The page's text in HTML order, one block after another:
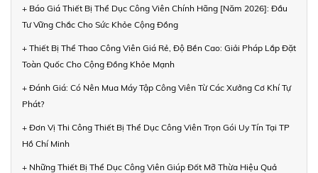
+ Báo Giá Thiết Bị Thể Dục Công Viên Chính Hãng [Năm 2026]: Đầu
Tư Vững Chắc Cho Sức Khỏe Cộng Đồng
+ Thiết Bị Thể Thao Công Viên Giá Rẻ, Độ Bền Cao: Giải Pháp Lắp Đặt
Toàn Quốc Cho Cộng Đồng Khỏe Mạnh
+ Đánh Giá: Có Nên Mua Máy Tập Công Viên Từ Các Xưởng Cơ Khí Tự
Phát?
+ Đơn Vị Thi Công Thiết Bị Thể Dục Công Viên Trọn Gói Uy Tín Tại TP
Hồ Chí Minh
+ Những Thiết Bị Thể Dục Công Viên Giúp Đốt Mỡ Thừa Hiệu Quả